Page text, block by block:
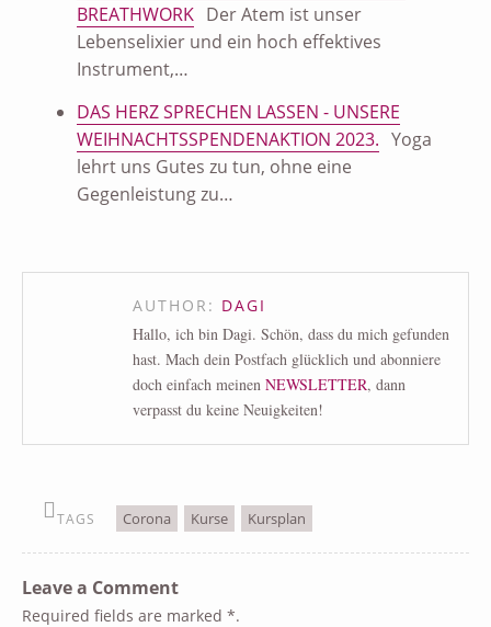
BREATHWORK Der Atem ist unser
Lebenselixier und ein hoch effektives
Instrument,…
DAS HERZ SPRECHEN LASSEN - UNSERE
WEIHNACHTSSPENDENAKTION 2023. Yoga
lehrt uns Gutes zu tun, ohne eine
Gegenleistung zu…
AUTHOR: DAGI
Hallo, ich bin Dagi. Schön, dass du mich gefunden
hast. Mach dein Postfach glücklich und abonniere
doch einfach meinen NEWSLETTER, dann
verpasst du keine Neuigkeiten!
TAGS Corona Kurse Kursplan
Leave a Comment
Required fields are marked *.